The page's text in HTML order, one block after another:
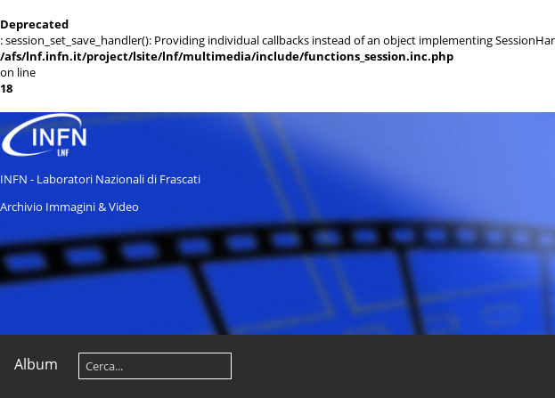
Deprecated
: session_set_save_handler(): Providing individual callbacks instead of an object implementing
/afs/lnf.infn.it/project/lsite/lnf/multimedia/include/functions_session.inc.php
on line
18
INFN - Laboratori Nazionali di Frascati
Archivio Immagini & Video
Album